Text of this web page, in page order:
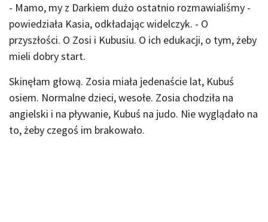
- Mamo, my z Darkiem dużo ostatnio rozmawialiśmy -
powiedziała Kasia, odkładając widelczyk. - O
przyszłości. O Zosi i Kubusiu. O ich edukacji, o tym, żeby
mieli dobry start.
Skinęłam głową. Zosia miała jedenaście lat, Kubuś
osiem. Normalne dzieci, wesołe. Zosia chodziła na
angielski i na pływanie, Kubuś na judo. Nie wyglądało na
to, żeby czegoś im brakowało.